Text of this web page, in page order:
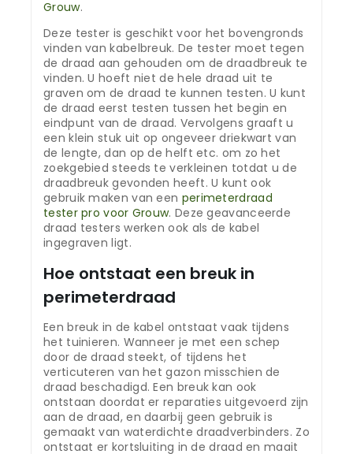
Grouw.
Deze tester is geschikt voor het bovengronds
vinden van kabelbreuk. De tester moet tegen
de draad aan gehouden om de draadbreuk te
vinden. U hoeft niet de hele draad uit te
graven om de draad te kunnen testen. U kunt
de draad eerst testen tussen het begin en
eindpunt van de draad. Vervolgens graaft u
een klein stuk uit op ongeveer driekwart van
de lengte, dan op de helft etc. om zo het
zoekgebied steeds te verkleinen totdat u de
draadbreuk gevonden heeft. U kunt ook
gebruik maken van een perimeterdraad
tester pro voor Grouw. Deze geavanceerde
draad testers werken ook als de kabel
ingegraven ligt.
Hoe ontstaat een breuk in
perimeterdraad
Een breuk in de kabel ontstaat vaak tijdens
het tuinieren. Wanneer je met een schep
door de draad steekt, of tijdens het
verticuteren van het gazon misschien de
draad beschadigd. Een breuk kan ook
ontstaan doordat er reparaties uitgevoerd zijn
aan de draad, en daarbij geen gebruik is
gemaakt van waterdichte draadverbinders. Zo
ontstaat er kortsluiting in de draad en maait